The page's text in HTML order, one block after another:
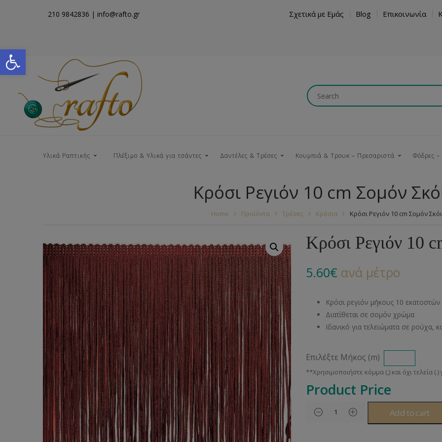
Open toolbar
210 9842836 | info@rafto.gr Σχετικά με Εμάς Blog Επικοινωνία
Υλικά Ραπτικής Πλέξιμο & Υλικά για τσάντες
Κουμπώματα
Ιμάντες Μεταλλικά Εξαρτήματα
Πλέγματα Διάφορα Υλικά
Νήματα
Αξεσουάρ
Δαντέλες & Τρέσες
Βαμβακερές
Κιπούρ
Πολυέστερ
Ελαστικές
Κρόσια
Φυτίλια- Κορδόνια
Διάφορες Τρέσες
Κουμπιά & Τρουκ – Πρεσαριστά
Ξύλινα
Πουκαμίσου
Στρας
Μοντγκόμερι
Άλλα Υλικά
Φόδρες
Κρόσι Ρεγιόν 10 cm Σομόν
Home Προϊόντα Τρέσες Κρόσια Κρόσι Ρεγιόν 10 cm Σομόν
Κρόσι Ρεγιόν 10
5.60€ ανά μέτρο
Κρόσι ρεγιόν μήκους 10 εκατοστών
Διατίθεται σε σομόν χρώμα
Ιδανικό για τελειώματα σε ρούχα,
Επιλέξτε Μήκος (m)
Product Price
Add to cart